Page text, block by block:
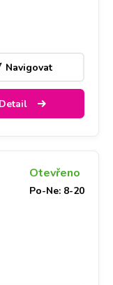
Navigovat
Detail
Otevřeno
Po-Ne: 8-20